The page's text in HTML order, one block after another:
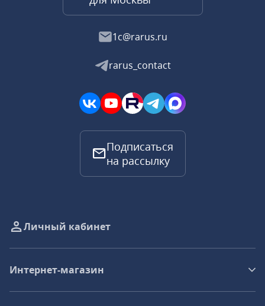
1c@rarus.ru
rarus_contact
Подписаться
на рассылку
Личный кабинет
Интернет-магазин